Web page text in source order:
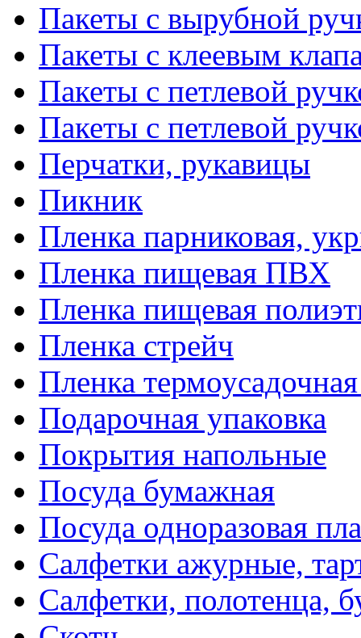
Пакеты с вырубной
Пакеты с клеевым
Пакеты с петлевой
Пакеты с петлевой
Перчатки, рукавицы
Пикник
Пленка парниковая,
Пленка пищевая ПВХ
Пленка пищевая
Пленка стрейч
Пленка
Подарочная упаковка
Покрытия напольные
Посуда бумажная
Посуда одноразовая
Салфетки ажурные,
Салфетки, полотенца,